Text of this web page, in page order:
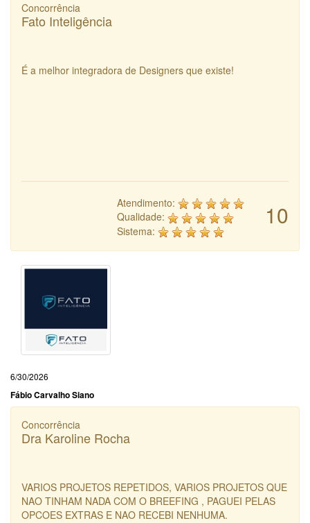
Concorrência
Fato Inteligência
É a melhor integradora de Designers que existe!
10
Atendimento:
Qualidade:
Sistema:
6/30/2026
Fábio Carvalho Siano
Concorrência
Dra Karoline Rocha
VARIOS PROJETOS REPETIDOS, VARIOS PROJETOS QUE
NAO TINHAM NADA COM O BREEFING , PAGUEI PELAS
OPCOES EXTRAS E NAO RECEBI NENHUMA.